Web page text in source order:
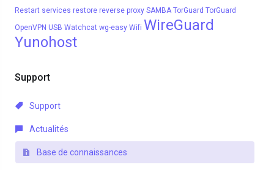
Restart services restore reverse proxy SAMBA TorGuard TorGuard
OpenVPN USB Watchcat wg-easy Wifi WireGuard
Yunohost
Support
Support
Actualités
Base de connaissances